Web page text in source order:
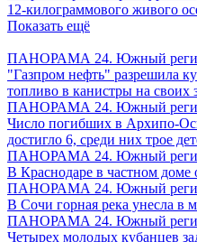
12-килограммового живого
Показать ещё
ПАНОРАМА 24. Южный
"Газпром нефть" разрешила
топливо в канистры на своих
ПАНОРАМА 24. Южный
Число погибших в Архипо-
достигло 6, среди них трое
ПАНОРАМА 24. Южный
В Краснодаре в частном
ПАНОРАМА 24. Южный
В Сочи горная река унесла в
ПАНОРАМА 24. Южный
Четырех молодых кубанцев